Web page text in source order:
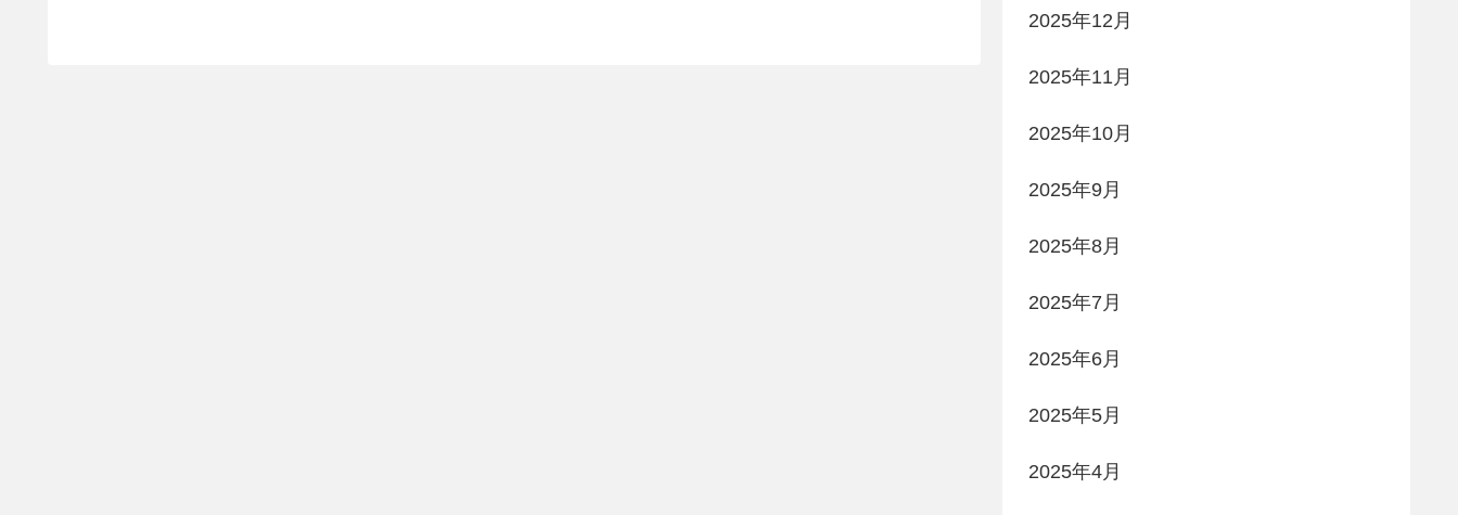
2025年12月
2025年11月
2025年10月
2025年9月
2025年8月
2025年7月
2025年6月
2025年5月
2025年4月